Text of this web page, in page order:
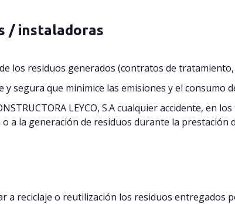
/ instaladoras
los residuos generados (contratos de
y segura que minimice las emisiones y el consumo
LEYCO, S.A cualquier accidente, en
a la generación de residuos durante la prestación
reciclaje o reutilización los residuos entregados